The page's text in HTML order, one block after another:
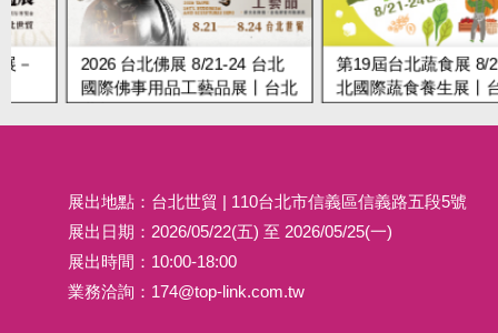
2026 台北佛展 8/21-24 台北
國際佛事用品工藝品展丨台北
第19屆台北蔬食展 8/21-24
北國際蔬食養生展丨台北世
展出地點：台北世貿 | 110台北市信義區信義路五段5號
展出日期：2026/05/22(五) 至 2026/05/25(一)
展出時間：10:00-18:00
業務洽詢： 174@top-link.com.tw